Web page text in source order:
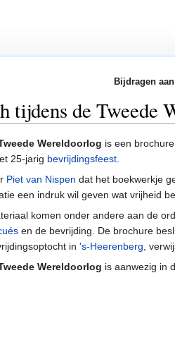
Bijdragen
tijdens de Tweede
Wereldoorlog is een
25-jarig bevrijdingsfeest.
Piet van Nispen dat het boekwerkje
een indruk wil geven wat vrijheid
komen onder andere aan de
en de bevrijding. De brochure
in 's-Heerenberg,
Wereldoorlog is aanwezig in